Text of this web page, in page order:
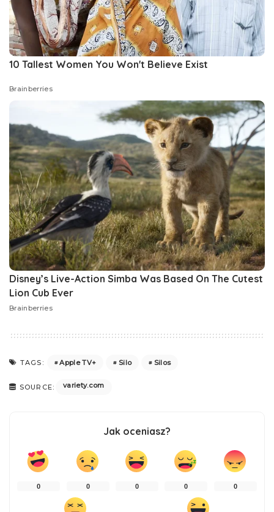
TAGS: Apple TV+ Silo Silos
SOURCE: variety.com
Jak oceniasz?
0 0 0 0 0